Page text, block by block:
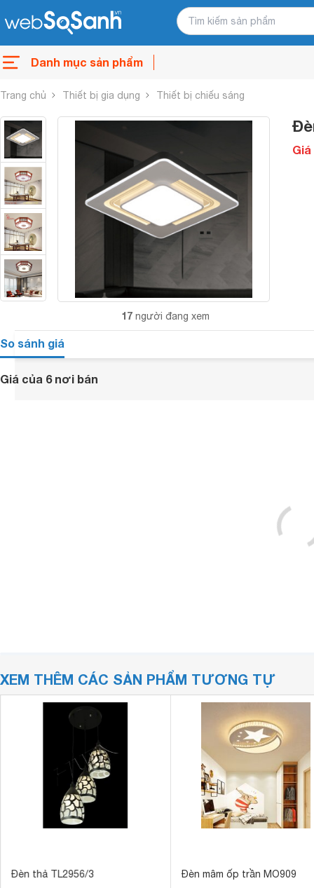
Danh mục sản phẩm
Trang chủ Thiết bị gia dụng Thiết bị chiếu sáng
17 người đang xem
Giá
So sánh giá
Giá của 6 nơi bán
XEM THÊM CÁC SẢN PHẨM TƯƠNG TỰ
Đèn thả TL2956/3 Đèn mâm ốp trần MO909